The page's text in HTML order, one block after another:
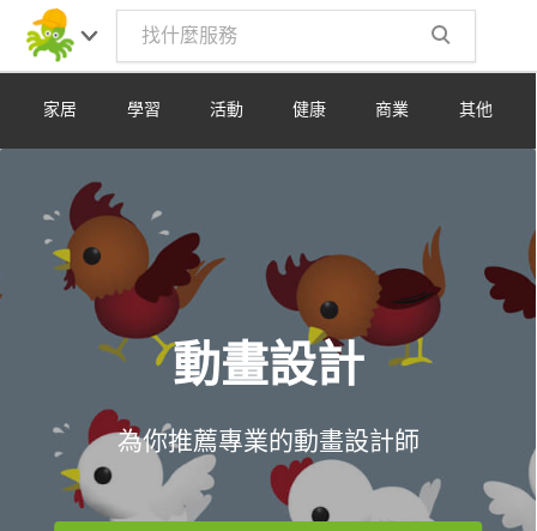
家居 學習 活動 健康 商業 其他
動畫設計
為你推薦專業的動畫設計師